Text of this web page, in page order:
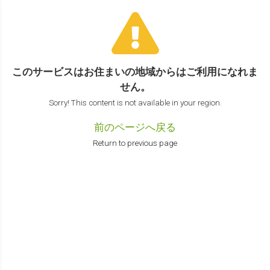
このサービスはお住まいの地域からはご利用になれま
せん。
Sorry! This content is not available in your region.
前のページへ戻る
Return to previous page